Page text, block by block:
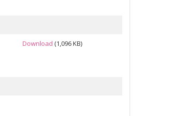
Download (1,096 KB)